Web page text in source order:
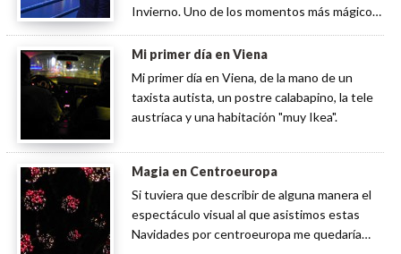
Invierno. Uno de los momentos más mágicos
Mi primer día en Viena
Mi primer día en Viena, de la mano de un
taxista autista, un postre calabapino, la tele
austríaca y una habitación "muy Ikea".
Magia en Centroeuropa
Si tuviera que describir de alguna manera el
espectáculo visual al que asistimos estas
Navidades por centroeuropa me quedaría